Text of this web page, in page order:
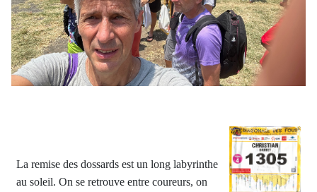
La remise des dossards est un long labyrinthe
au soleil. On se retrouve entre coureurs, on